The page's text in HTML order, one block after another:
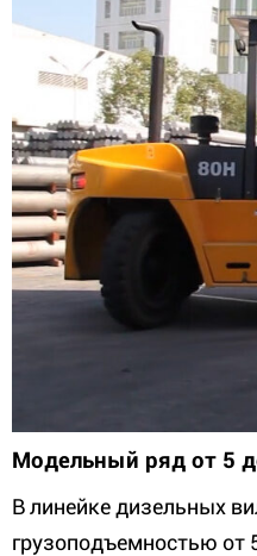
Модельный ряд от 5
В линейке дизельных
грузоподъемностью от